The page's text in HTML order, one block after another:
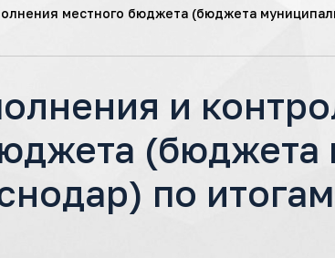
местного бюджета (бюджета
и
(бюджета
по